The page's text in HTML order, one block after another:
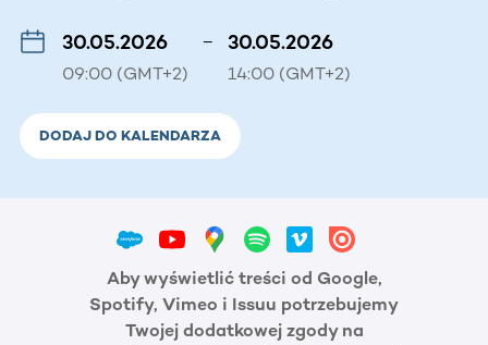
30.05.2026
09:00 (GMT+2)
– 30.05.2026
14:00 (GMT+2)
DODAJ DO KALENDARZA
Aby wyświetlić treści od Google,
Spotify, Vimeo i Issuu potrzebujemy
Twojej dodatkowej zgody na